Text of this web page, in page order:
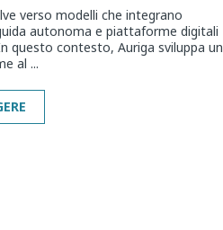
verso modelli che integrano
autonoma e piattaforme digitali
questo contesto, Auriga sviluppa un
al ...